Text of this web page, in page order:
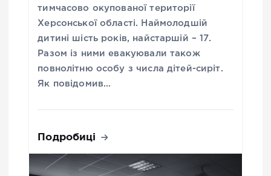
тимчасово окупованої території
Херсонської області. Наймолодшій
дитині шість років, найстаршій – 17.
Разом із ними евакуювали також
повнолітню особу з числа дітей-сиріт.
Як повідомив…
Подробиці